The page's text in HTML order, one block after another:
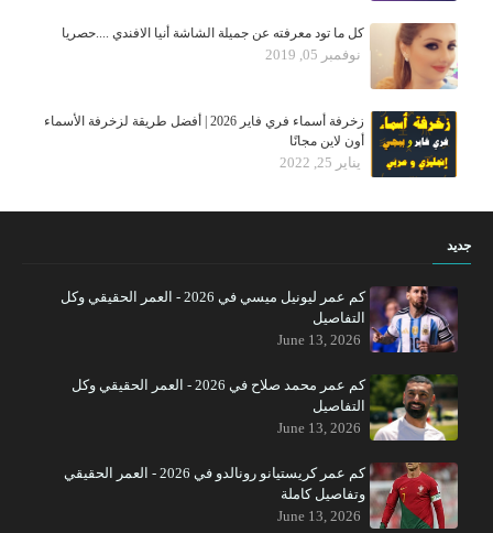
كل ما تود معرفته عن جميلة الشاشة أنيا الافندي ....حصريا
نوفمبر 05, 2019
زخرفة أسماء فري فاير 2026 | أفضل طريقة لزخرفة الأسماء
أون لاين مجانًا
يناير 25, 2022
جديد
كم عمر ليونيل ميسي في 2026 - العمر الحقيقي وكل
التفاصيل
June 13, 2026
كم عمر محمد صلاح في 2026 - العمر الحقيقي وكل
التفاصيل
June 13, 2026
كم عمر كريستيانو رونالدو في 2026 - العمر الحقيقي
وتفاصيل كاملة
June 13, 2026